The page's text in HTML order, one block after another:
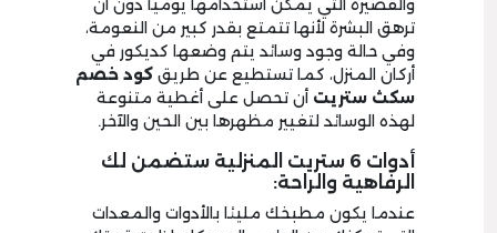
والقصيرة التي يمكن استخدامها يوميا دون أن
ترهق البشرة لأنها تتمتع بقدر كبير من النعومة،
وفي حالة وجود وسائد يتم وضعها كديكور في
أركان المنزل، كما تستطيع عن طريق كود خصم
سكث ستريت أن تحصل على أغطية متنوعة
لهذه الوسائد لتغيير مظهرها بين الحين والآخر.
أدوات 6 ستريت المنزلية ستضمن لك
الرفاهية والراحة:
عندما يكون مطبخك مليئا بالأدوات والمعدات